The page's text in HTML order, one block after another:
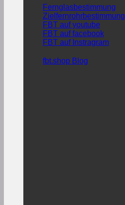
Fernglasbestimmung
Zielfernrohrbestimmung
FBT auf youtube
FBT auf facebook
FBT auf Instragram
fbt.shop Blog